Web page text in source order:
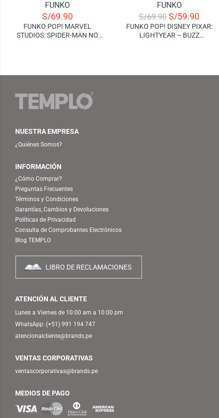
FUNKO
S/69.90
FUNKO POP! MARVEL
STUDIOS: SPIDER-MAN NO
FUNKO
S/69.90 S/59.90
FUNKO POP! DISNEY PIXAR:
LIGHTYEAR – BUZZ
NUESTRA EMPRESA
¿Quiénes Somos?
INFORMACIÓN
¿Cómo Comprar?
Preguntas Frecuentes
Términos y Condiciones
Garantías, Cambios y Devoluciones
Políticas de Privacidad
Consulta de Comprobantes Electrónicos
Blog TEMPLO
LIBRO DE RECLAMACIONES
ATENCIÓN AL CLIENTE
Lunes a Viernes de 10:00 am a 10:00 pm
WhatsApp: (+51) 991 194 747
atencionalcliente@brands.pe
VENTAS CORPORATIVAS
ventascorporativas@brands.pe
MEDIOS DE PAGO